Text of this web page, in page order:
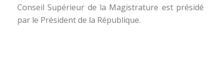
Conseil Supérieur de la Magistrature est présidé
par le Président de la République.